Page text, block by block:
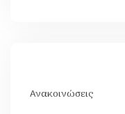
Ανακοινώσεις